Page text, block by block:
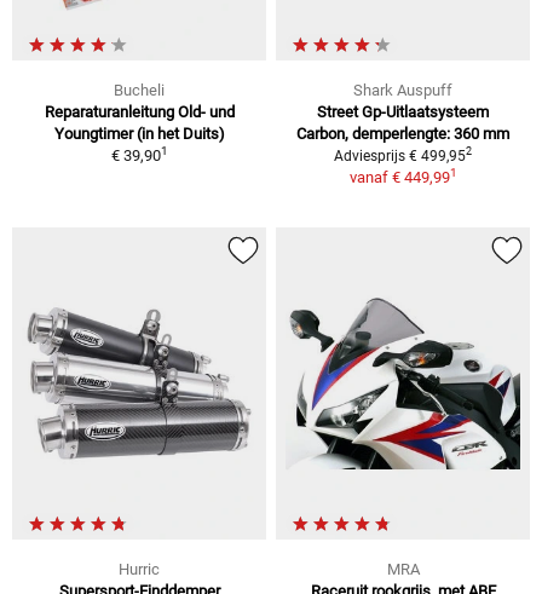
Bucheli
Reparaturanleitung Old- und
Youngtimer (in het Duits)
€ 39,901
Shark Auspuff
Street Gp-Uitlaatsysteem
Carbon, demperlengte: 360 mm
Adviesprijs € 499,952
vanaf € 449,991
Hurric
MRA